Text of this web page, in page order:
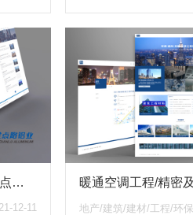
建筑艺术铝单板网站 四川金点路铝业有限公司响应式官网 质感满满
12-11 地产/建筑/建材/工程/环保